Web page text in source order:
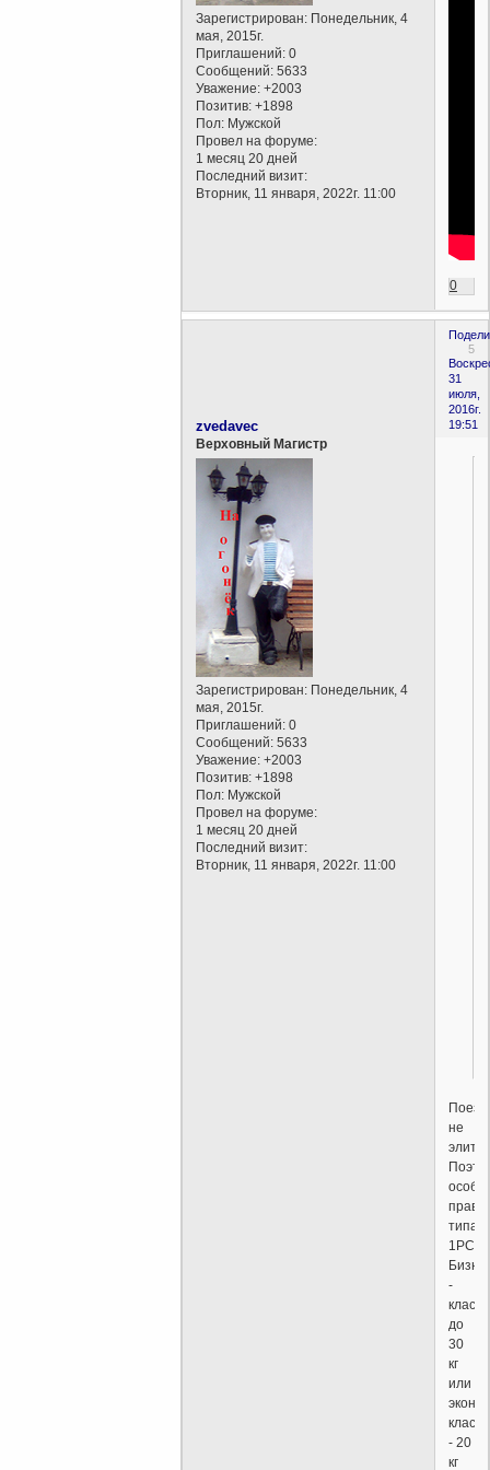
Зарегистрирован: Понедельник, 4
мая, 2015г.
Приглашений: 0
Сообщений: 5633
Уважение: +2003
Позитив: +1898
Пол: Мужской
Провел на форуме:
1 месяц 20 дней
Последний визит:
Вторник, 11 января, 2022г. 11:00
0
5
31
июля,
2016г.
19:51
zvedavec
Верховный Магистр
Зарегистрирован: Понедельник, 4
мая, 2015г.
Приглашений: 0
Сообщений: 5633
Уважение: +2003
Позитив: +1898
Пол: Мужской
Провел на форуме:
1 месяц 20 дней
Последний визит:
Вторник, 11 января, 2022г. 11:00
Поезд
не
типа
1РС;
-
класс
до
30
кг
или
класс
- 20
кг